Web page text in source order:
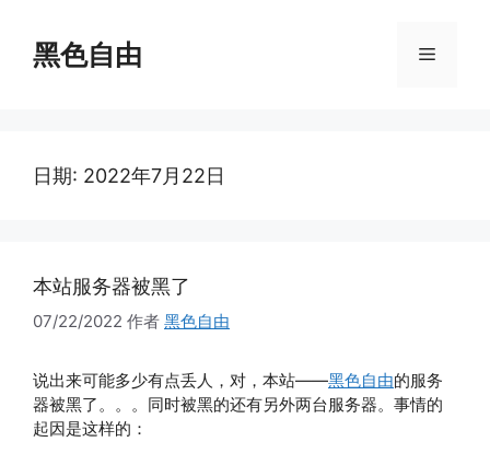
黑色自由 菜
日期: 2022年7月22日
本站服务器被黑了
07/22/2022 作者 黑色自由
说出来可能多少有点丢人，对，本站——黑色自由的服务
器被黑了。。。同时被黑的还有另外两台服务器。事情的
起因是这样的：